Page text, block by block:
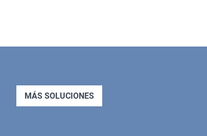
MÁS SOLUCIONES